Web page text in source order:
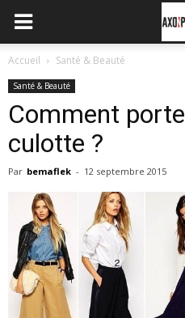
Accueil Santé & Beauté
Santé & Beauté
Comment
culotte ?
Par bemaflek - 12 septembre 2015